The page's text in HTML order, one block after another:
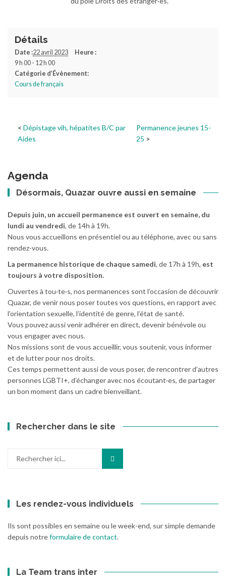
Détails
Date :22 avril 2023
Heure :
9 h 00 - 12 h 00
Catégorie d’Évènement:
Cours de français
Dépistage vih, hépatites B/C par
Aides
Permanence jeunes 15-
25
Agenda
Désormais, Quazar ouvre aussi en semaine
Depuis juin, un accueil permanence est ouvert en semaine, du
lundi au vendredi, de 14h à 19h.
Nous vous accueillons en présentiel ou au téléphone, avec ou sans
rendez-vous.
La permanence historique de chaque samedi, de 17h à 19h, est
toujours à votre disposition.
Ouvertes à tou·te·s, nos permanences sont l’occasion de découvrir
Quazar, de venir nous poser toutes vos questions, en rapport avec
l’orientation sexuelle, l’identité de genre, l’état de santé.
Vous pouvez aussi venir adhérer en direct, devenir bénévole ou
vous engager avec nous.
Nos missions sont de vous accueillir, vous soutenir, vous informer
et de lutter pour nos droits.
Ces temps permettent aussi de vous poser, de rencontrer d’autres
personnes LGBTI+, d’échanger avec nos écoutant·es, de partager
un bon moment dans un cadre bienveillant.
Rechercher dans le site
Les rendez-vous individuels
Ils sont possibles en semaine ou le week-end, sur simple demande
depuis notreformulaire de contact.
La Team trans inter